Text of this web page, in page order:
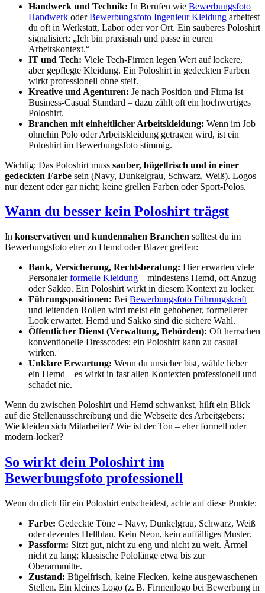
Handwerk und Technik: In Berufen wie Bewerbungsfoto
Handwerk oderBewerbungsfoto Ingenieur Kleidung arbeitest
du oft in Werkstatt, Labor oder vor Ort. Ein sauberes Poloshirt
signalisiert: „Ich bin praxisnah und passe in euren
Arbeitskontext.“
IT und Tech: Viele Tech-Firmen legen Wert auf lockere,
aber gepflegte Kleidung. Ein Poloshirt in gedeckten Farben
wirkt professionell ohne steif.
Kreative und Agenturen: Je nach Position und Firma ist
Business-Casual Standard – dazu zählt oft ein hochwertiges
Poloshirt.
Branchen mit einheitlicher Arbeitskleidung: Wenn im Job
ohnehin Polo oder Arbeitskleidung getragen wird, ist ein
Poloshirt im Bewerbungsfoto stimmig.
Wichtig: Das Poloshirt muss sauber, bügelfrisch und in einer
gedeckten Farbe sein (Navy, Dunkelgrau, Schwarz, Weiß). Logos
nur dezent oder gar nicht; keine grellen Farben oder Sport-Polos.
Wann du besser kein Poloshirt trägst
In konservativen und kundennahen Branchen solltest du im
Bewerbungsfoto eher zu Hemd oder Blazer greifen:
Bank, Versicherung, Rechtsberatung: Hier erwarten viele
Personalerformelle Kleidung – mindestens Hemd, oft Anzug
oder Sakko. Ein Poloshirt wirkt in diesem Kontext zu locker.
Führungspositionen: Bei Bewerbungsfoto Führungskraft
und leitenden Rollen wird meist ein gehobener, formellerer
Look erwartet. Hemd und Sakko sind die sichere Wahl.
Öffentlicher Dienst (Verwaltung, Behörden): Oft herrschen
konventionelle Dresscodes; ein Poloshirt kann zu casual
wirken.
Unklare Erwartung: Wenn du unsicher bist, wähle lieber
ein Hemd – es wirkt in fast allen Kontexten professionell und
schadet nie.
Wenn du zwischen Poloshirt und Hemd schwankst, hilft ein Blick
auf die Stellenausschreibung und die Webseite des Arbeitgebers:
Wie kleiden sich Mitarbeiter? Wie ist der Ton – eher formell oder
modern-locker?
So wirkt dein Poloshirt im
Bewerbungsfoto professionell
Wenn du dich für ein Poloshirt entscheidest, achte auf diese Punkte:
Farbe: Gedeckte Töne – Navy, Dunkelgrau, Schwarz, Weiß
oder dezentes Hellblau. Kein Neon, kein auffälliges Muster.
Passform: Sitzt gut, nicht zu eng und nicht zu weit. Ärmel
nicht zu lang; klassische Pololänge etwa bis zur
Oberarmmitte.
Zustand: Bügelfrisch, keine Flecken, keine ausgewaschenen
Stellen. Ein kleines Logo (z. B. Firmenlogo bei Bewerbung in